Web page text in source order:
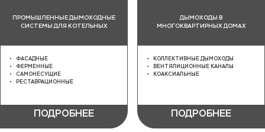
ПРОМЫШЛЕННЫЕ ДЫМОХОДНЫЕ
СИСТЕМЫ ДЛЯ КОТЕЛЬНЫХ
ФАСАДНЫЕ
ФЕРМЕННЫЕ
САМОНЕСУЩИЕ
РЕСТАВРАЦИОННЫЕ
ПОДРОБНЕЕ
ДЫМОХОДЫ В
МНОГОКВАРТИРНЫХ ДОМАХ
КОЛЛЕКТИВНЫЕ ДЫМОХОДЫ
ВЕНТЯЛИЦИОННЫЕ КАНАЛЫ
КОАКСИАЛЬНЫЕ
ПОДРОБНЕЕ